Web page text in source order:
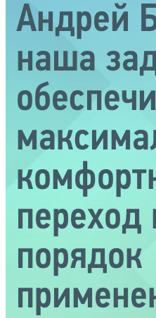
Андрей
наша
порядок